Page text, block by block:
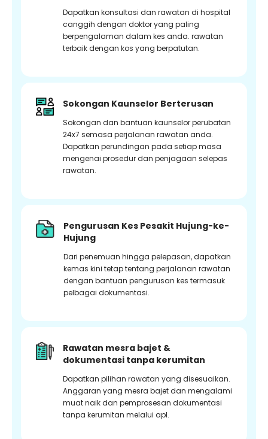
Dapatkan konsultasi dan rawatan di hospital
canggih dengan doktor yang paling
berpengalaman dalam kes anda. rawatan
terbaik dengan kos yang berpatutan.
Sokongan Kaunselor Berterusan
Sokongan dan bantuan kaunselor perubatan
24x7 semasa perjalanan rawatan anda.
Dapatkan perundingan pada setiap masa
mengenai prosedur dan penjagaan selepas
rawatan.
Pengurusan Kes Pesakit Hujung-ke-
Hujung
Dari penemuan hingga pelepasan, dapatkan
kemas kini tetap tentang perjalanan rawatan
dengan bantuan pengurusan kes termasuk
pelbagai dokumentasi.
Rawatan mesra bajet &
dokumentasi tanpa kerumitan
Dapatkan pilihan rawatan yang disesuaikan.
Anggaran yang mesra bajet dan mengalami
muat naik dan pemprosesan dokumentasi
tanpa kerumitan melalui apl.